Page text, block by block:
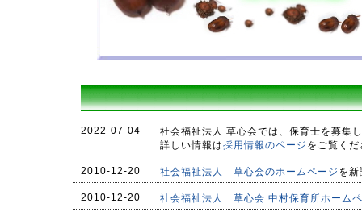
2022-07-04
社会福祉法人 草心会では、保育士を募集
詳しい情報は採用情報のページ をご覧く
2010-12-20 社会福祉法人 草心会のホームページ を
2010-12-20 社会福祉法人 草心会 中村保育所ホーム